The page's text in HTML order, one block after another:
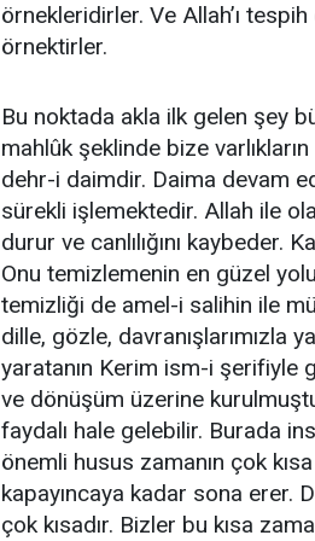
örnekleridirler. Ve Allah’ı
örnektirler.
Bu noktada akla ilk gelen şey
mahlûk şeklinde bize
dehr-i daimdir. Daima devam
sürekli işlemektedir. Allah ile
durur ve canlılığını kaybeder.
Onu temizlemenin en güzel
temizliği de amel-i salihin ile
dille, gözle, davranışlarımızla
yaratanın Kerim ism-i şerifiyle
ve dönüşüm üzerine
faydalı hale gelebilir. Burada
önemli husus zamanın çok
kapayıncaya kadar sona erer.
çok kısadır. Bizler bu kısa